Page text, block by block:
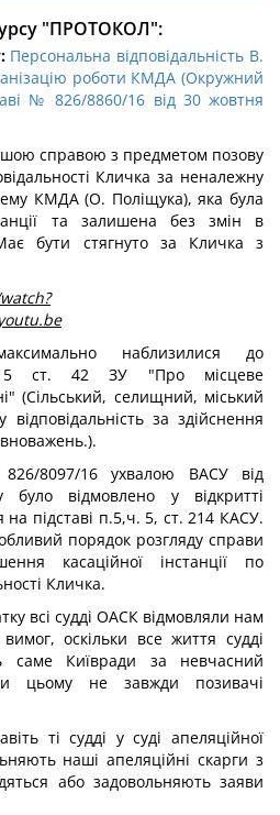
"ПРОТОКОЛ":
Персональна відповідальність В.
роботи КМДА (Окружний
№ 826/8860/16 від 30 жовтня
справою з предметом позову
Кличка за неналежну
КМДА (О. Поліщука), яка була
та залишена без змін в
Має бути стягнуто за Кличка з
наблизилися до
5 ст. 42 ЗУ "Про місцеве
(Сільський, селищний, міський
за здійснення
8097/16 ухвалою ВАСУ від
було відмовлено у відкритті
підставі п.5,ч. 5, ст. 214 КАСУ.
порядок розгляду справи
касаційної інстанції по
Кличка.
всі судді ОАСК відмовляли нам
оскільки все життя судді
саме Київради за невчасний
цьому не завжди позивачі
ті судді у суді апеляційної
наші апеляційні скарги з
або задовольняють заяви